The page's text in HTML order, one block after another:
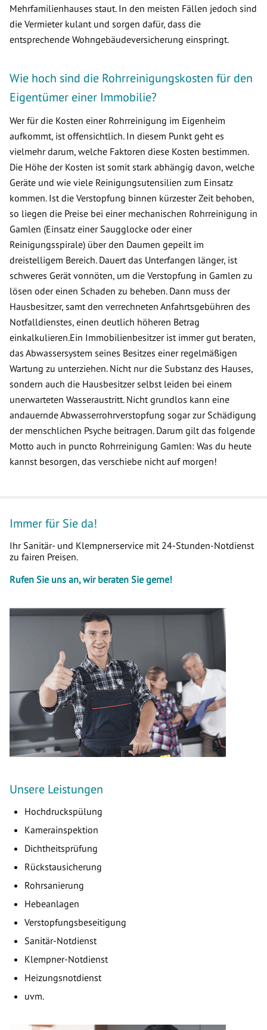
Mehrfamilienhauses staut. In den meisten Fällen jedoch sind
die Vermieter kulant und sorgen dafür, dass die
entsprechende Wohngebäudeversicherung einspringt.
Wie hoch sind die Rohrreinigungskosten für den
Eigentümer einer Immobilie?
Wer für die Kosten einer Rohrreinigung im Eigenheim
aufkommt, ist offensichtlich. In diesem Punkt geht es
vielmehr darum, welche Faktoren diese Kosten bestimmen.
Die Höhe der Kosten ist somit stark abhängig davon, welche
Geräte und wie viele Reinigungsutensilien zum Einsatz
kommen. Ist die Verstopfung binnen kürzester Zeit behoben,
so liegen die Preise bei einer mechanischen Rohrreinigung in
Gamlen (Einsatz einer Saugglocke oder einer
Reinigungsspirale) über den Daumen gepeilt im
dreistelligem Bereich. Dauert das Unterfangen länger, ist
schweres Gerät vonnöten, um die Verstopfung in Gamlen zu
lösen oder einen Schaden zu beheben. Dann muss der
Hausbesitzer, samt den verrechneten Anfahrtsgebühren des
Notfalldienstes, einen deutlich höheren Betrag
einkalkulieren.Ein Immobilienbesitzer ist immer gut beraten,
das Abwassersystem seines Besitzes einer regelmäßigen
Wartung zu unterziehen. Nicht nur die Substanz des Hauses,
sondern auch die Hausbesitzer selbst leiden bei einem
unerwarteten Wasseraustritt. Nicht grundlos kann eine
andauernde Abwasserrohrverstopfung sogar zur Schädigung
der menschlichen Psyche beitragen. Darum gilt das folgende
Motto auch in puncto Rohrreinigung Gamlen: Was du heute
kannst besorgen, das verschiebe nicht auf morgen!
Immer für Sie da!
Ihr Sanitär- und Klempnerservice mit 24-Stunden-Notdienst
zu fairen Preisen.
Rufen Sie uns an, wir beraten Sie gerne!
Unsere Leistungen
Hochdruckspülung
Kamerainspektion
Dichtheitsprüfung
Rückstausicherung
Rohrsanierung
Hebeanlagen
Verstopfungsbeseitigung
Sanitär-Notdienst
Klempner-Notdienst
Heizungsnotdienst
uvm.